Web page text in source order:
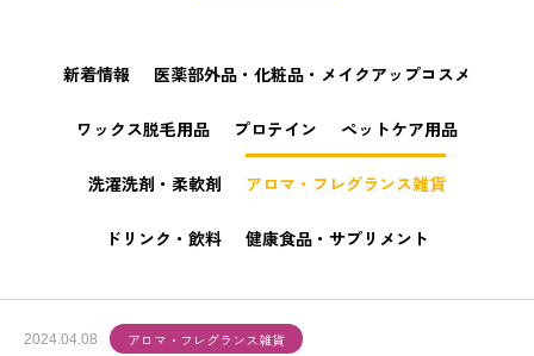
新着情報 医薬部外品・化粧品・メイクアップコスメ
ワックス脱毛用品 プロテイン ペットケア用品
洗濯洗剤・柔軟剤 アロマ・フレグランス雑貨
ドリンク・飲料 健康食品・サプリメント
2024.04.08 アロマ・フレグランス雑貨